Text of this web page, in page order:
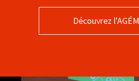
Découvrez